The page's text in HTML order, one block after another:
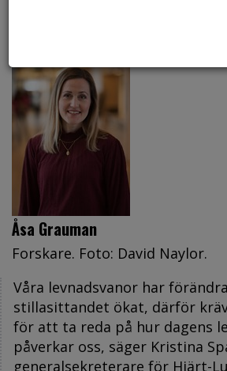
Åsa Grauman
Forskare. Foto: David Naylor.
Våra levnadsvanor har
stillasittandet ökat, därför
för att ta reda på hur dagens
påverkar oss, säger Kristina
generalsekreterare för Hjärt-